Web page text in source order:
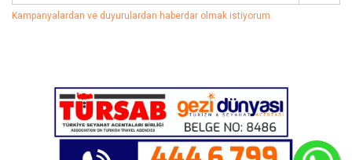
Kampanyalardan ve duyurulardan haberdar olmak istiyorum